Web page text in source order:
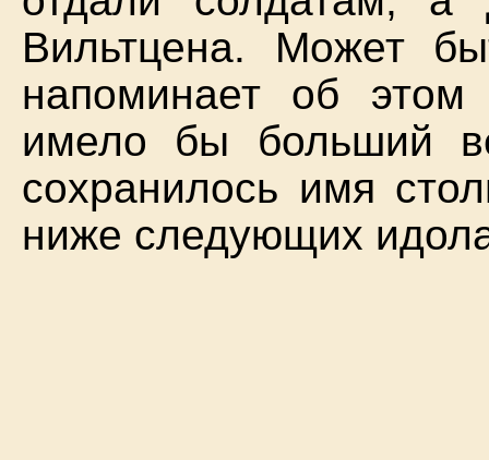
Вильтцена. Может
напоминает об
имело бы больший
сохранилось имя
ниже следующих